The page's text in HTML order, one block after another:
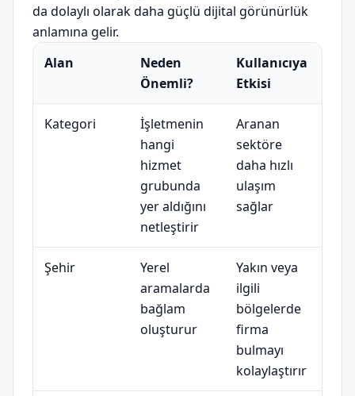
da dolaylı olarak daha güçlü dijital görünürlük
anlamına gelir.
Alan
Neden
Önemli?
Kullanıcıya
Etkisi
Kategori
İşletmenin
hangi
hizmet
grubunda
yer aldığını
netleştirir
Aranan
sektöre
daha hızlı
ulaşım
sağlar
Şehir
Yerel
aramalarda
bağlam
oluşturur
Yakın veya
ilgili
bölgelerde
firma
bulmayı
kolaylaştırır